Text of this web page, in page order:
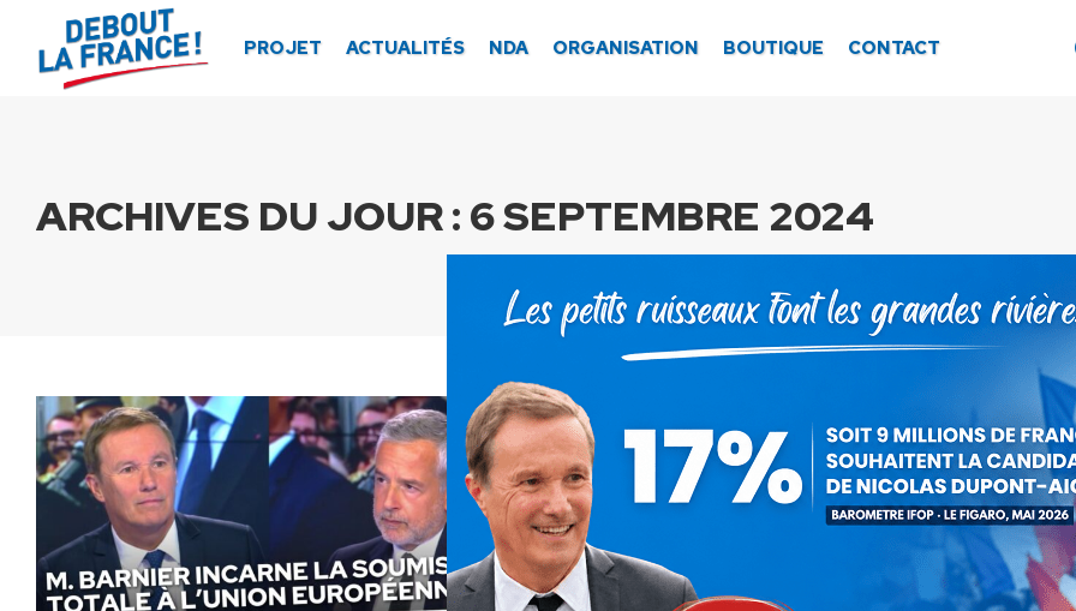
PROJET ACTUALITÉS NDA ORGANISATION BOUTIQUE CONTACT
ARCHIVES DU JOUR : 6 SEPTEMBRE 2024
Panneau de gestion des cookies